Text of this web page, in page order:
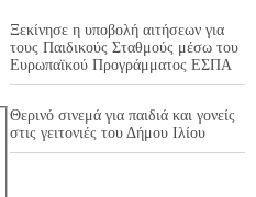
Ξεκίνησε η υποβολή αιτήσεων για
τους Παιδικούς Σταθμούς μέσω του
Ευρωπαϊκού Προγράμματος ΕΣΠΑ
Θερινό σινεμά για παιδιά και γονείς
στις γειτονιές του Δήμου Ιλίου